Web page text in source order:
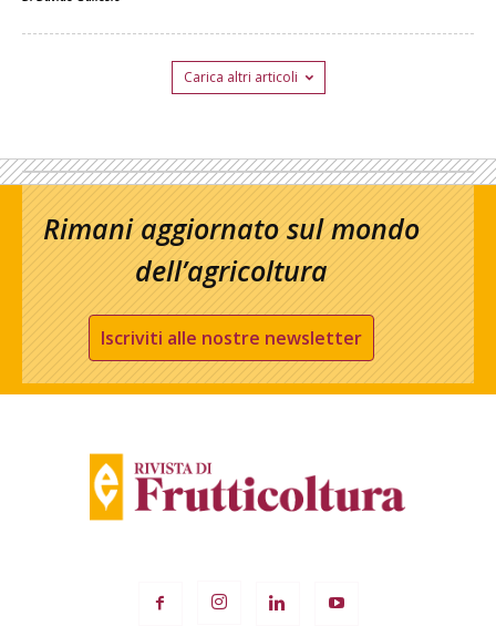
Carica altri articoli
Rimani aggiornato sul mondo
dell’agricoltura
Iscriviti alle nostre newsletter